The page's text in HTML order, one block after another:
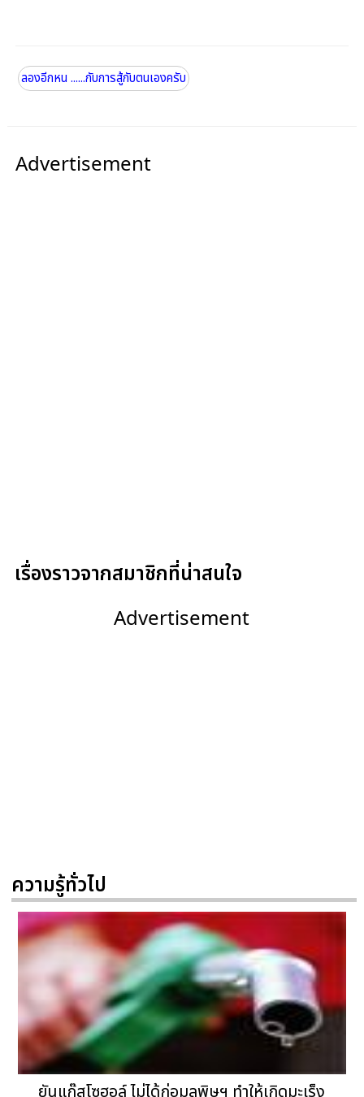
ลองอีกหน ......กับการสู้กับตนเองครับ
Advertisement
เรื่องราวจากสมาชิกที่น่าสนใจ
Advertisement
ความรู้ทั่วไป